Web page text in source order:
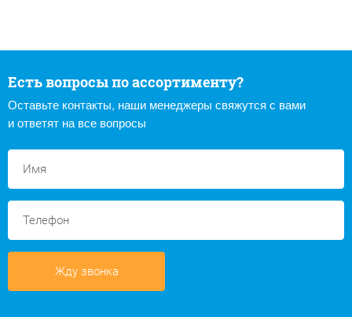
Есть вопросы по ассортименту?
Оставьте контакты, наши менеджеры свяжутся с вами
и ответят на все вопросы
Жду звонка